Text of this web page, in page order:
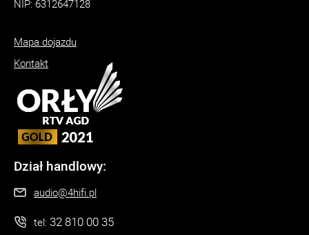
NIP: 6312647128
Mapa dojazdu
Kontakt
Dział handlowy:
audio@4hifi.pl
tel: 32 810 00 35